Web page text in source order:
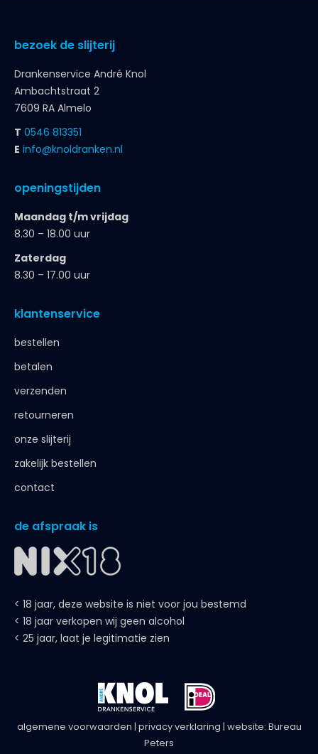
bezoek de slijterij
Drankenservice André Knol
Ambachtstraat 2
7609 RA Almelo
T 0546 813351
E info@knoldranken.nl
openingstijden
Maandag t/m vrijdag
8.30 – 18.00 uur
Zaterdag
8.30 – 17.00 uur
klantenservice
bestellen
betalen
verzenden
retourneren
onze slijterij
zakelijk bestellen
contact
de afspraak is
< 18 jaar, deze website is niet voor jou bestemd
< 18 jaar verkopen wij geen alcohol
< 25 jaar, laat je legitimatie zien
algemene voorwaarden | privacy verklaring | website: Bureau
Peters